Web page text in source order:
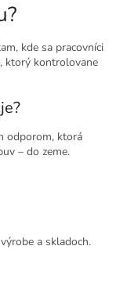
kde sa pracovníci
ktorý kontrolovane
odporom, ktorá
– do zeme.
a skladoch.